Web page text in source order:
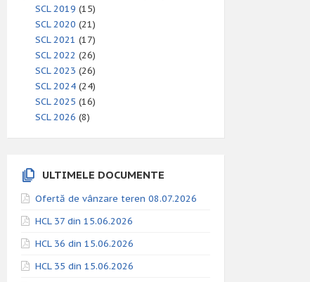
SCL 2019 (15)
SCL 2020 (21)
SCL 2021 (17)
SCL 2022 (26)
SCL 2023 (26)
SCL 2024 (24)
SCL 2025 (16)
SCL 2026 (8)
ULTIMELE DOCUMENTE
Ofertă de vânzare teren 08.07.2026
HCL 37 din 15.06.2026
HCL 36 din 15.06.2026
HCL 35 din 15.06.2026